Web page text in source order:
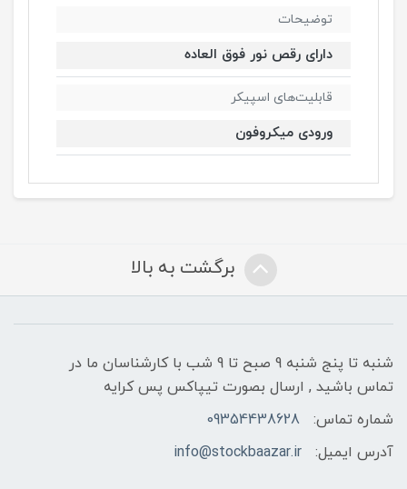
توضیحات
دارای رقص نور فوق العاده
قابلیت‌های اسپیکر
ورودی میکروفون
برگشت به بالا
شنبه تا پنج شنبه 9 صبح تا 9 شب با کارشناسان ما در
تماس باشید , ارسال بصورت تیپاکس پس کرایه
شماره تماس:
09354438628
آدرس ایمیل:
info@stockbaazar.ir